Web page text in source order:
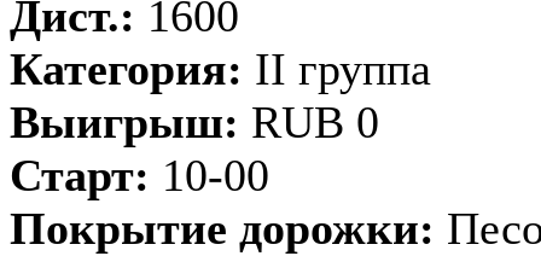
Дист.: 1600
Категория: II группа
Выигрыш: RUB 0
Старт: 10-00
Покрытие дорожки: